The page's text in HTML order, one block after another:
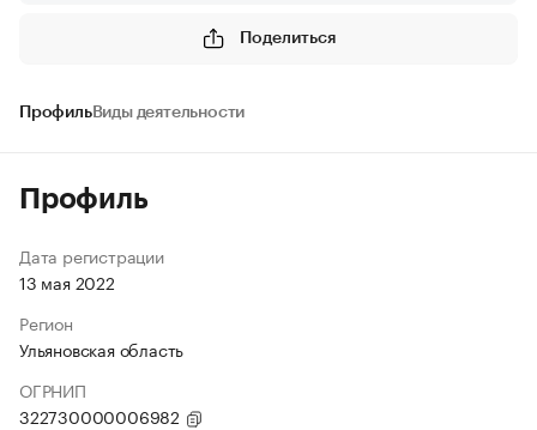
Поделиться
ПрофильВиды деятельности
Профиль
Дата регистрации
13 мая 2022
Регион
Ульяновская область
ОГРНИП
322730000006982